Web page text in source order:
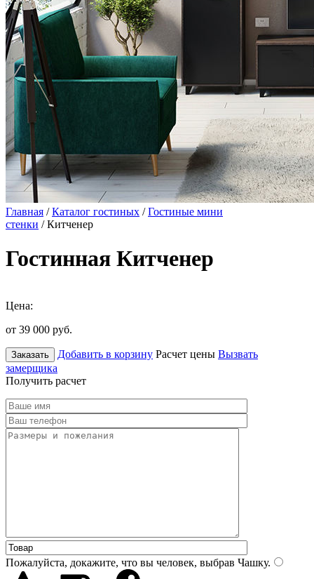
Главная /Каталог гостиных /Гостиные мини
стенки / Китченер
Гостинная Китченер
Цена:
от 39 000 руб.
Заказать Добавить в корзину Расчет цены Вызвать
замерщика
Получить расчет
Пожалуйста, докажите, что вы человек, выбрав Чашку.